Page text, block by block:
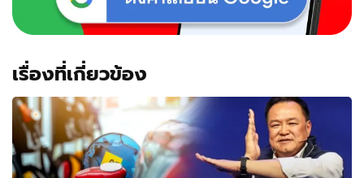
เรื่องที่เกี่ยวข้อง